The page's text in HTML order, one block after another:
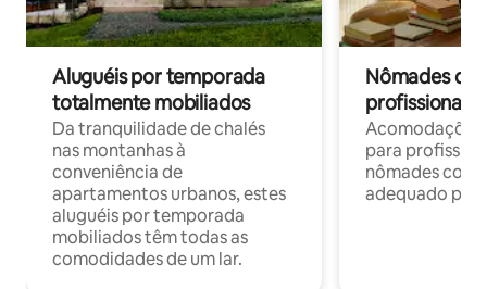
Aluguéis por temporada
totalmente mobiliados
Da tranquilidade de chalés
nas montanhas à
conveniência de
apartamentos urbanos, estes
aluguéis por temporada
mobiliados têm todas as
comodidades de um lar.
Nômades
profissionais
para
nômades com
adequado